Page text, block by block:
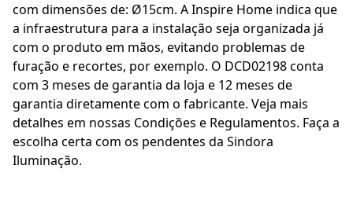
com dimensões de: Ø15cm. A Inspire Home indica que
a infraestrutura para a instalação seja organizada já
com o produto em mãos, evitando problemas de
furação e recortes, por exemplo. O DCD02198 conta
com 3 meses de garantia da loja e 12 meses de
garantia diretamente com o fabricante. Veja mais
detalhes em nossas Condições e Regulamentos. Faça a
escolha certa com os pendentes da Sindora
Iluminação.